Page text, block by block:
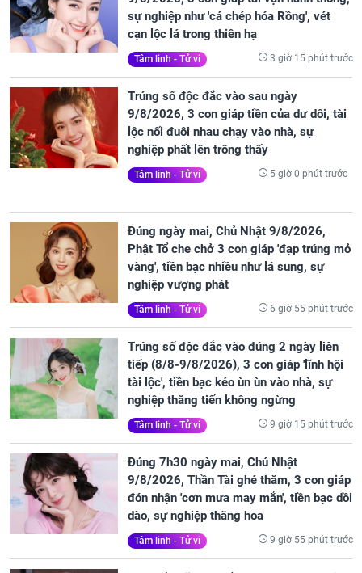
sự nghiệp như 'cá chép hóa Rồng', vét
cạn lộc lá trong thiên hạ
Tâm linh - Tử vi 3 giờ 15 phút trước
Trúng số độc đắc vào sau ngày
9/8/2026, 3 con giáp tiền của dư dôi, tài
lộc nối đuôi nhau chạy vào nhà, sự
nghiệp phất lên trông thấy
Tâm linh - Tử vi 5 giờ 0 phút trước
Đúng ngày mai, Chủ Nhật 9/8/2026,
Phật Tổ che chở 3 con giáp 'đạp trúng mỏ
vàng', tiền bạc nhiều như lá sung, sự
nghiệp vượng phát
Tâm linh - Tử vi 6 giờ 55 phút trước
Trúng số độc đắc vào đúng 2 ngày liên
tiếp (8/8-9/8/2026), 3 con giáp 'lĩnh hội
tài lộc', tiền bạc kéo ùn ùn vào nhà, sự
nghiệp thăng tiến không ngừng
Tâm linh - Tử vi 9 giờ 15 phút trước
Đúng 7h30 ngày mai, Chủ Nhật
9/8/2026, Thần Tài ghé thăm, 3 con giáp
đón nhận 'cơn mưa may mắn', tiền bạc dồi
dào, sự nghiệp thăng hoa
Tâm linh - Tử vi 9 giờ 55 phút trước